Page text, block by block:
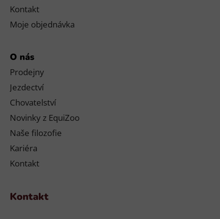
Kontakt
Moje objednávka
O nás
Prodejny
Jezdectví
Chovatelství
Novinky z EquiZoo
Naše filozofie
Kariéra
Kontakt
Kontakt